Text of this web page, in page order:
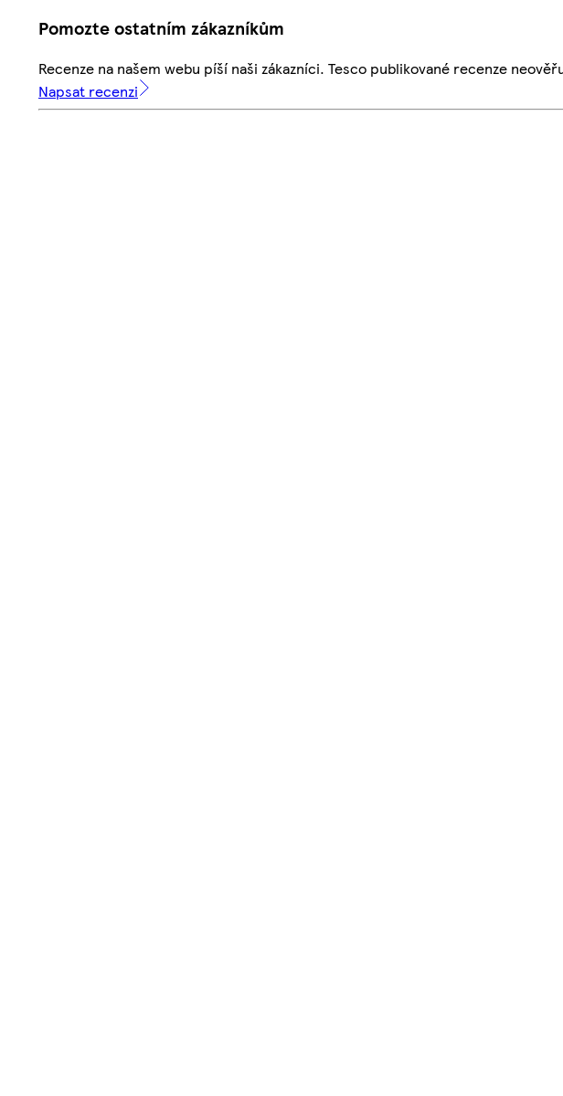
Pomozte ostatním zákazníkům
Recenze na našem webu píší naši zákazníci. Tesco publikované recenze
Napsat recenzi